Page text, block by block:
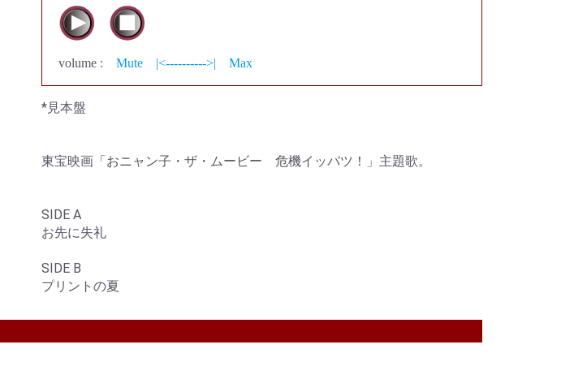
volume : Mute |<---------->| Max
*見本盤
東宝映画「おニャン子・ザ・ムービー 危機イッパツ！」主題歌。
SIDE A
お先に失礼
SIDE B
プリントの夏